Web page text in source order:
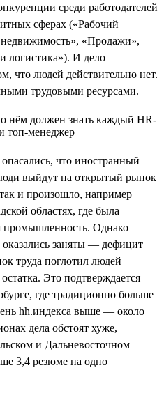
среди работодателей
сферах («Рабочий
недвижимость», «Продажи»,
логистика»). И дело
что людей действительно нет.
трудовыми ресурсами.
что иностранный
выйдут на открытый рынок
и произошло, например
областях, где была
промышленность. Однако
заняты — дефицит
труда поглотил людей
Это подтверждается
где традиционно больше
hh.индекса выше — около
дела обстоят хуже,
и Дальневосточном
3,4 резюме на одно